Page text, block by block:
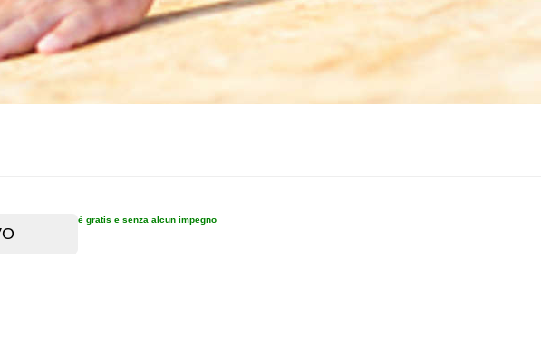
è gratis e senza alcun impegno